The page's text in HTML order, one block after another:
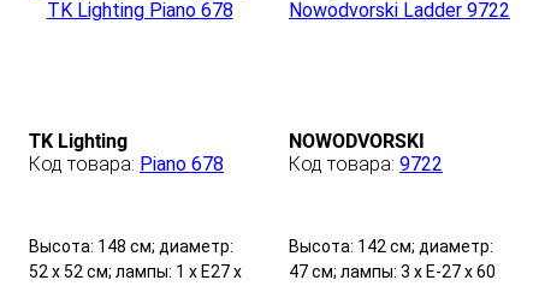
TK Lighting
Piano 678
Высота: 148 см; диаметр:
52 х 52 см; лампы: 1 х Е27 х
NOWODVORSKI
9722
Высота: 142 см; диаметр:
47 см; лампы: 3 х Е-27 х 60